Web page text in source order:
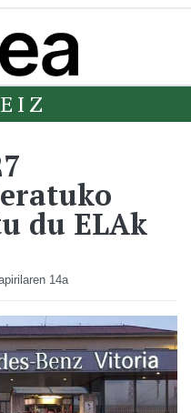
du ELAk
14a